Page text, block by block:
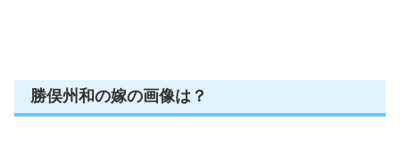
勝俣州和の嫁の画像は？